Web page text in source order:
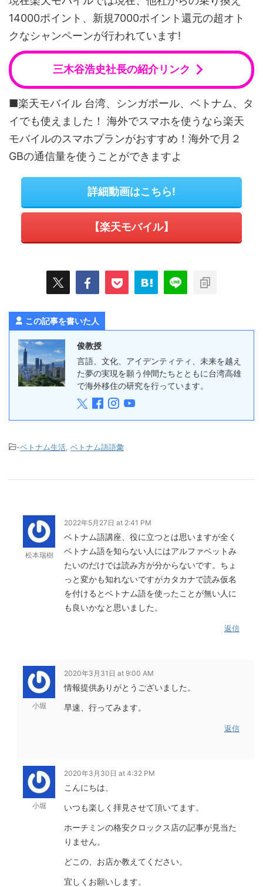
14000ポイント、新規7000ポイント還元の超オト
クなシャンペーンが行われています!
三木谷浩史社長の紹介リンク
■楽天モバイル 台湾、シンガポール、ベトナム、タ
イでも使えました！ 海外でスマホを使うなら楽天
モバイルのスマホプランがおすすめ！海外で月２
GBの通信量を使うことができますよ
詳細動画はこちら!
【楽天モバイル】
この記事を書いた人
俊教授
言語、文化、アイデンティティ、未来を越え
た夢の実現を願う仲間たちとともに台湾高雄
で海外移住の研究を行っています。
-ベトナム生活 ベトナム語語彙
松本瑞樹
2022年5月27日 at 2:41 PM
ベトナム語講座、役に立つとは思いますが全く
ベトナム語を知らない人にはアルファベットみ
たいのだけでは読み方が分からないです。ちょ
っと変かも知れないですがカタカナで読み仮名
を付けるとベトナム語を使ったことが無い人に
も良いかなと思いました。
返信
小堀
2020年3月31日 at 9:00 AM
情報提供ありがとうございました。
早速、行ってみます。
返信
小堀
2020年3月30日 at 4:32 PM
こんにちは、
いつも楽しく拝見させて頂いてます。
ホーチミンの格安クロックス店の記事が見当た
りません。
どこの、お店か教えてください。
宜しくお願いします。